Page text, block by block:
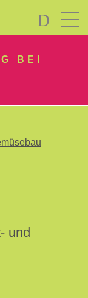
BEI
und